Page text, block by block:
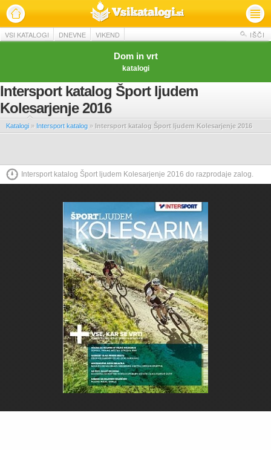
VSI KATALOGI DNEVNE VIKEND IŠČI
Dom in vrt
katalogi
Intersport katalog Šport ljudem
Kolesarjenje 2016
Katalogi » Intersport katalog » Intersport katalog Šport ljudem Kolesarjenje 2016
Intersport katalog Šport ljudem Kolesarjenje 2016 do razprodaje zalog.